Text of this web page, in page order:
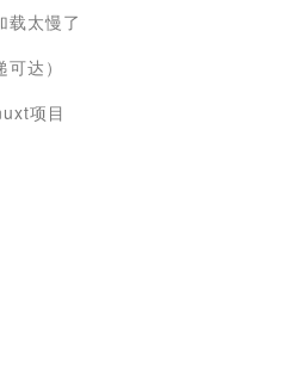
载太慢了
达）
项目